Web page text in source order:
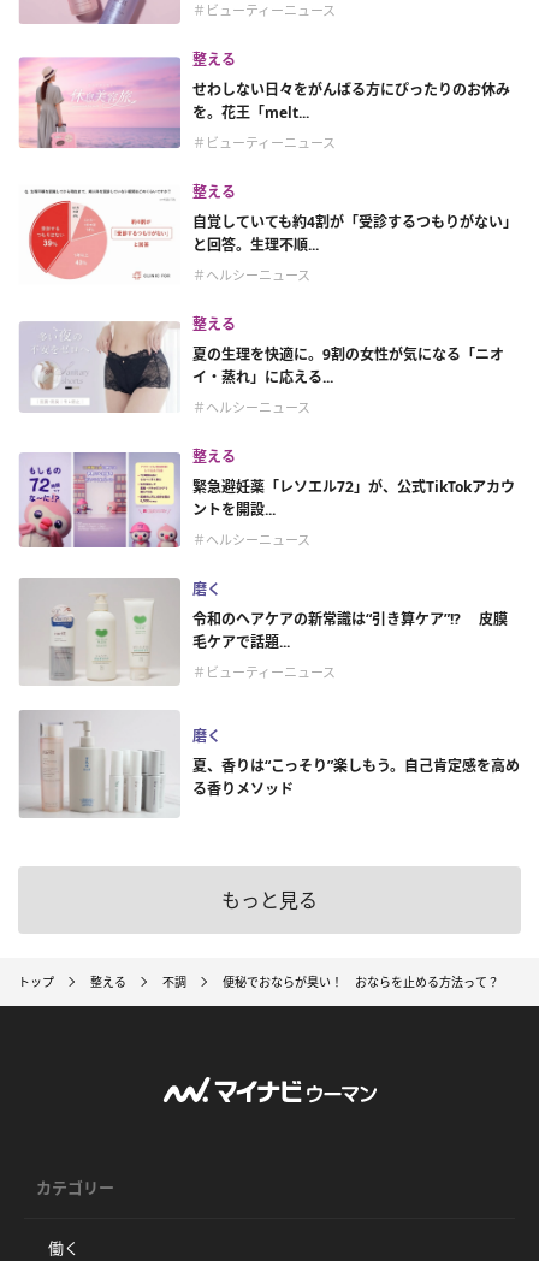
＃ビューティーニュース
整える
せわしない日々をがんばる方にぴったりのお休み
を。花王「melt...
＃ビューティーニュース
整える
自覚していても約4割が「受診するつもりがない」
と回答。生理不順...
＃ヘルシーニュース
整える
夏の生理を快適に。9割の女性が気になる「ニオ
イ・蒸れ」に応える...
＃ヘルシーニュース
整える
緊急避妊薬「レソエル72」が、公式TikTokアカウ
ントを開設...
＃ヘルシーニュース
磨く
令和のヘアケアの新常識は“引き算ケア”!? 皮膜
毛ケアで話題...
＃ビューティーニュース
磨く
夏、香りは“こっそり”楽しもう。自己肯定感を高め
る香りメソッド
もっと見る
トップ 整える 不調 便秘でおならが臭い！ おならを止める方法って？
カテゴリー
働く